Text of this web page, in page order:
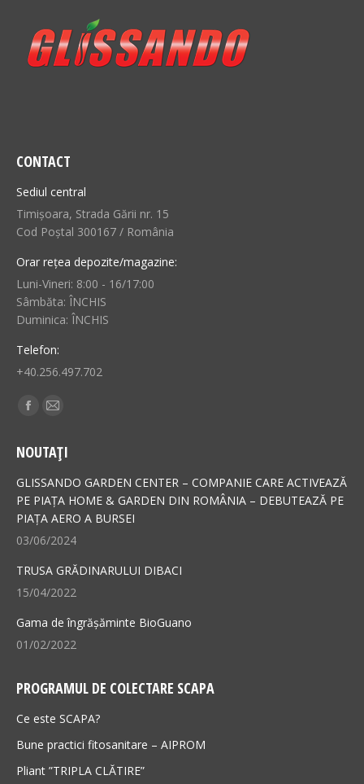
CONTACT
Sediul central
Timișoara, Strada Gării nr. 15
Cod Poștal 300167 / România
Orar rețea depozite/magazine:
Luni-Vineri: 8:00 - 16/17:00
Sâmbăta: ÎNCHIS
Duminica: ÎNCHIS
Telefon:
+40.256.497.702
Find us on:
Facebook
opens
in
new
window
Mail
opens
in
new
window
NOUTAȚI
GLISSANDO GARDEN CENTER – COMPANIE CARE ACTIVEAZĂ
PE PIAȚA HOME & GARDEN DIN ROMÂNIA – DEBUTEAZĂ PE
PIAȚA AERO A BURSEI
03/06/2024
TRUSA GRĂDINARULUI DIBACI
15/04/2022
Gama de îngrășăminte BioGuano
01/02/2022
PROGRAMUL DE COLECTARE SCAPA
Ce este SCAPA?
Bune practici fitosanitare – AIPROM
Pliant ”TRIPLA CLĂTIRE”